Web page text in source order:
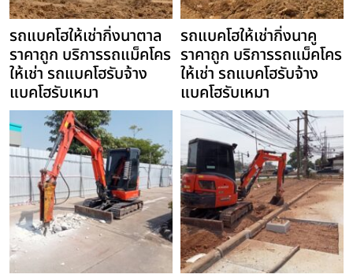
รถแบคโฮให้เช่ากิ่งนาตาล
ราคาถูก บริการรถแม็คโคร
ให้เช่า รถแบคโฮรับจ้าง
แบคโฮรับเหมา
รถแบคโฮให้เช่ากิ่งนาคู
ราคาถูก บริการรถแม็คโคร
ให้เช่า รถแบคโฮรับจ้าง
แบคโฮรับเหมา